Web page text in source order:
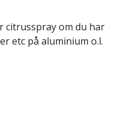
citrusspray om du har
etc på aluminium o.l.